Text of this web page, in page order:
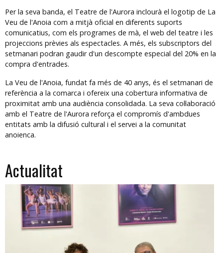
Per la seva banda, el Teatre de l'Aurora inclourà el logotip de La
Veu de l'Anoia com a mitjà oficial en diferents suports
comunicatius, com els programes de mà, el web del teatre i les
projeccions prèvies als espectacles. A més, els subscriptors del
setmanari podran gaudir d'un descompte especial del 20% en la
compra d'entrades.
La Veu de l'Anoia, fundat fa més de 40 anys, és el setmanari de
referència a la comarca i ofereix una cobertura informativa de
proximitat amb una audiència consolidada. La seva col·laboració
amb el Teatre de l'Aurora reforça el compromís d'ambdues
entitats amb la difusió cultural i el servei a la comunitat
anoienca.
Actualitat